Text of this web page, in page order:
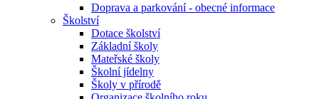
Doprava a parkování - obecné informace
Školství
Dotace školství
Základní školy
Mateřské školy
Školní jídelny
Školy v přírodě